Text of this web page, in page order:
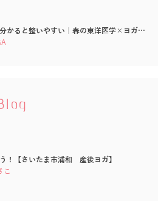
かると整いやすい｜春の東洋医学×ヨガ…
！【さいたま市浦和 産後ヨガ】
こ